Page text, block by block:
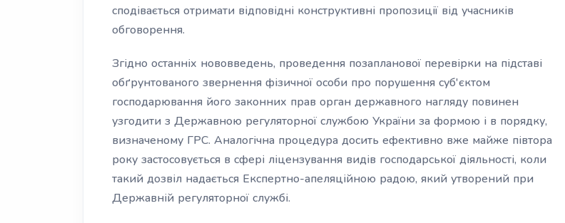
сподівається отримати відповідні конструктивні пропозиції від учасників
обговорення.
Згідно останніх нововведень, проведення позапланової перевірки на підставі
обґрунтованого звернення фізичної особи про порушення суб'єктом
господарювання його законних прав орган державного нагляду повинен
узгодити з Державною регуляторної службою України за формою і в порядку,
визначеному ГРС. Аналогічна процедура досить ефективно вже майже півтора
року застосовується в сфері ліцензування видів господарської діяльності, коли
такий дозвіл надається Експертно-апеляційною радою, який утворений при
Державній регуляторної службі.